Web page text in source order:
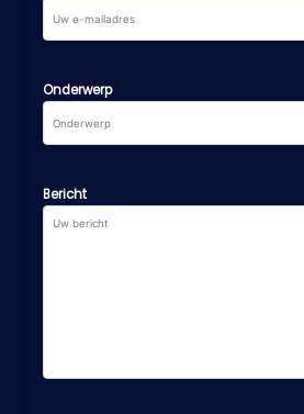
Onderwerp
Bericht